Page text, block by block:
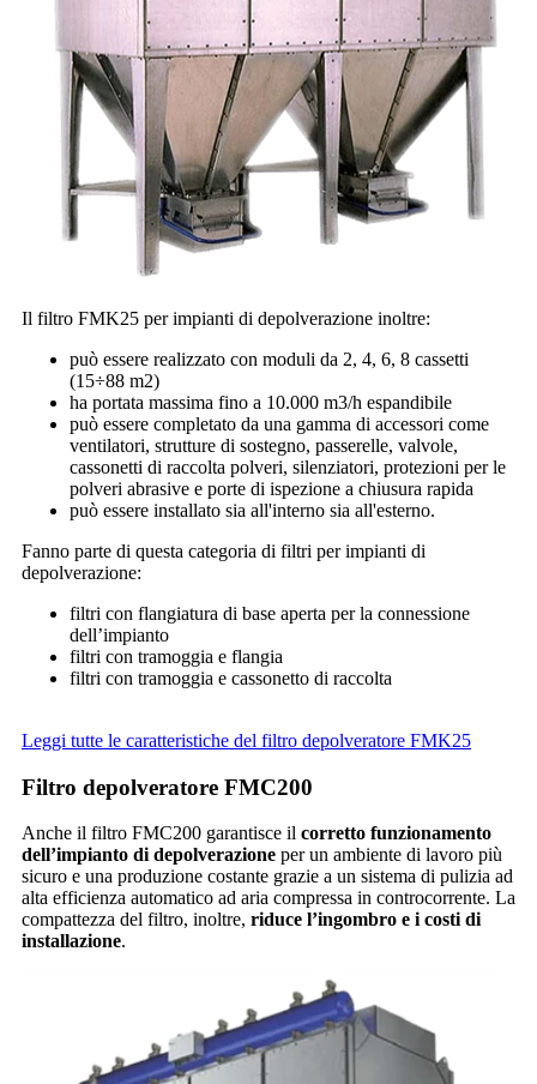
Il filtro FMK25 per impianti di depolverazione inoltre:
può essere realizzato con moduli da 2, 4, 6, 8 cassetti
(15÷88 m2)
ha portata massima fino a 10.000 m3/h espandibile
può essere completato da una gamma di accessori come
ventilatori, strutture di sostegno, passerelle, valvole,
cassonetti di raccolta polveri, silenziatori, protezioni per le
polveri abrasive e porte di ispezione a chiusura rapida
può essere installato sia all'interno sia all'esterno.
Fanno parte di questa categoria di filtri per impianti di
depolverazione:
filtri con flangiatura di base aperta per la connessione
dell’impianto
filtri con tramoggia e flangia
filtri con tramoggia e cassonetto di raccolta
Leggi tutte le caratteristiche del filtro depolveratore FMK25
Filtro depolveratore FMC200
Anche il filtro FMC200 garantisce il corretto funzionamento
dell’impianto di depolverazione per un ambiente di lavoro più
sicuro e una produzione costante grazie a un sistema di pulizia ad
alta efficienza automatico ad aria compressa in controcorrente. La
compattezza del filtro, inoltre, riduce l’ingombro e i costi di
installazione.